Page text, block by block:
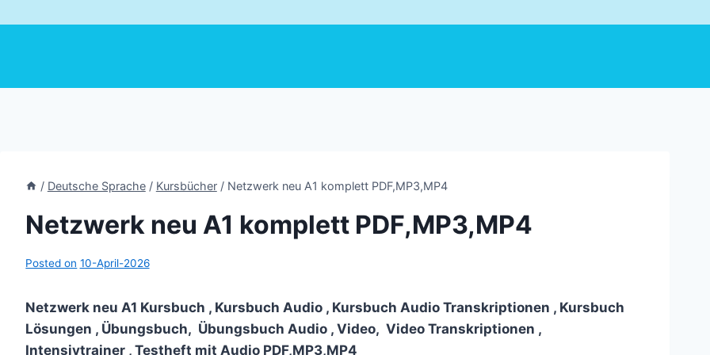
/ Deutsche Sprache / Kursbücher / Netzwerk neu A1 komplett PDF,MP3,MP4
Netzwerk neu A1 komplett PDF,MP3,MP4
Posted on 10-April-2026
Netzwerk neu A1 Kursbuch , Kursbuch Audio , Kursbuch Audio Transkriptionen , Kursbuch
Lösungen , Übungsbuch, Übungsbuch Audio , Video, Video Transkriptionen ,
Intensivtrainer , Testheft mit Audio PDF,MP3,MP4